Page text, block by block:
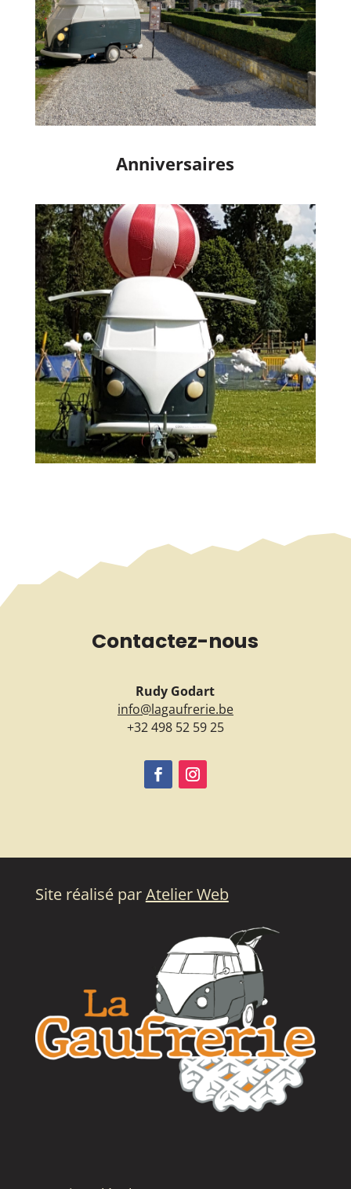
Anniversaires
Contactez-nous
Rudy Godart
info@lagaufrerie.be
+32 498 52 59 25
Site réalisé parAtelier Web